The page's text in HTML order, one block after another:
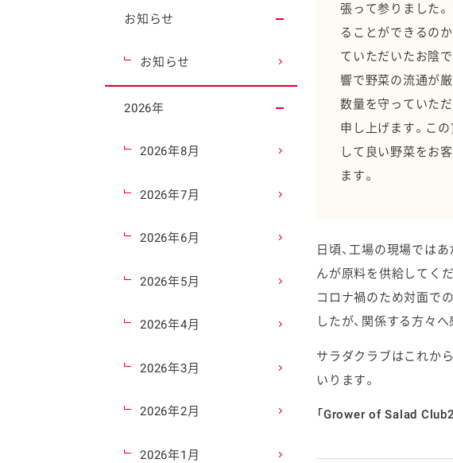
張って参りました
ることができるの
ていただいたお陰
響で野菜の流通が
数量を守っていた
申し上げます。こ
して良い野菜をお
ます。
日頃、工場の現場では
んが原料を供給してく
コロナ禍のため対面での
したが、関係する方々
サラダクラブはこれか
いります。
「Grower of Salad
お知らせ
お知らせ
2026年
2026年8月
2026年7月
2026年6月
2026年5月
2026年4月
2026年3月
2026年2月
2026年1月